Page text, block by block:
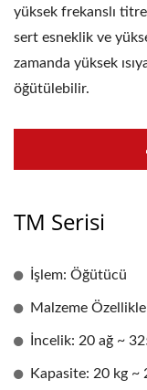
yüksek frekanslı
sert esneklik ve
zamanda yüksek
öğütülebilir.
TM Serisi
İşlem: Öğütücü
Malzeme
İncelik: 20 ağ ~
Kapasite: 20 kg ~